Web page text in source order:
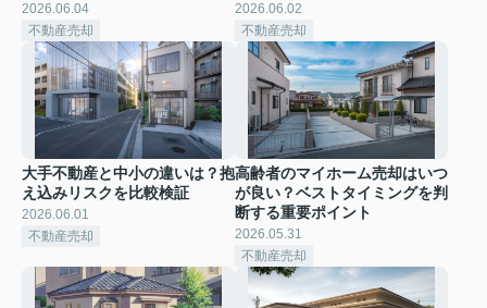
2026.06.04
不動産売却
2026.06.02
不動産売却
大手不動産と中小の違いは？抱
え込みリスクを比較検証
2026.06.01
不動産売却
高齢者のマイホーム売却はいつ
が良い？ベストタイミングを判
断する重要ポイント
2026.05.31
不動産売却